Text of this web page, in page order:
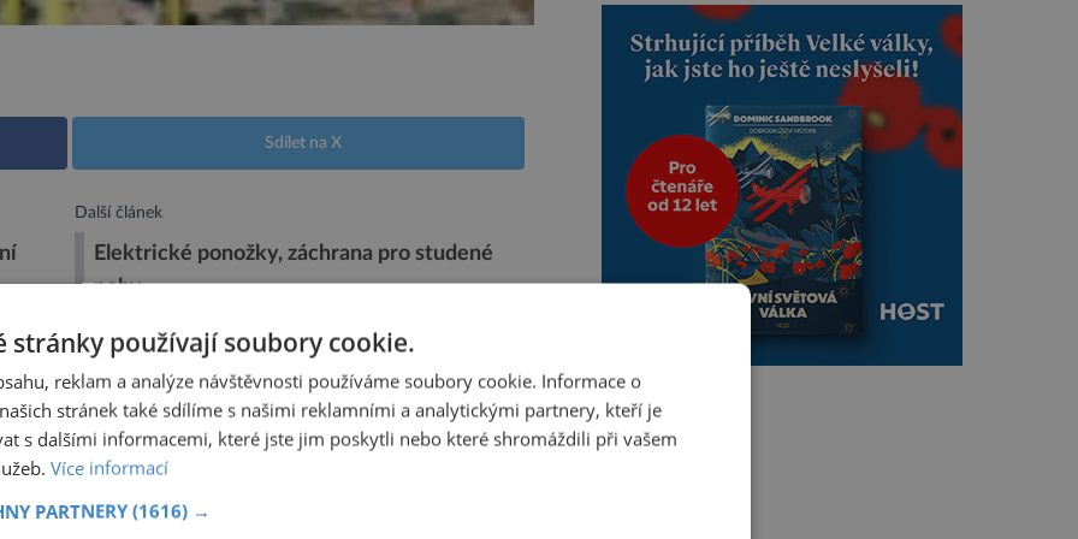
Sdílet na X
Další článek
Elektrické ponožky, záchrana pro studené
nohy
ČLÁNKY
v peklo. I Venuši možná
oceán
stránky používají soubory cookie.
reklam a analýze návštěvnosti používáme soubory cookie. Informace o
stránek také sdílíme s našimi reklamními a analytickými partnery, kteří je
s dalšími informacemi, které jste jim poskytli nebo které shromáždili při vašem
Více informací
PARTNERY (1616) →